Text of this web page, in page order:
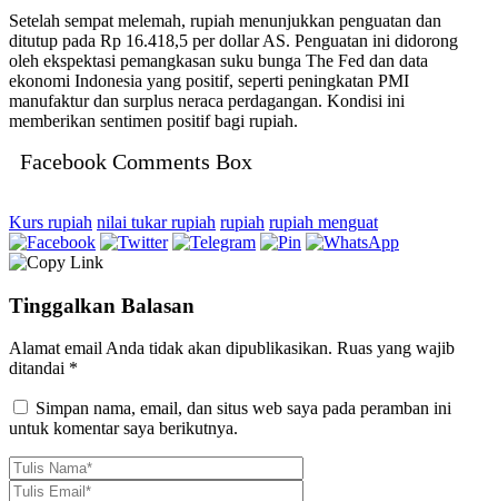
Setelah sempat melemah, rupiah menunjukkan penguatan dan
ditutup pada Rp 16.418,5 per dollar AS. Penguatan ini didorong
oleh ekspektasi pemangkasan suku bunga The Fed dan data
ekonomi Indonesia yang positif, seperti peningkatan PMI
manufaktur dan surplus neraca perdagangan. Kondisi ini
memberikan sentimen positif bagi rupiah.
Facebook Comments Box
Kurs rupiah nilai tukar rupiah rupiah rupiah menguat
Tinggalkan Balasan
Alamat email Anda tidak akan dipublikasikan. Ruas yang wajib
ditandai *
Simpan nama, email, dan situs web saya pada peramban ini
untuk komentar saya berikutnya.